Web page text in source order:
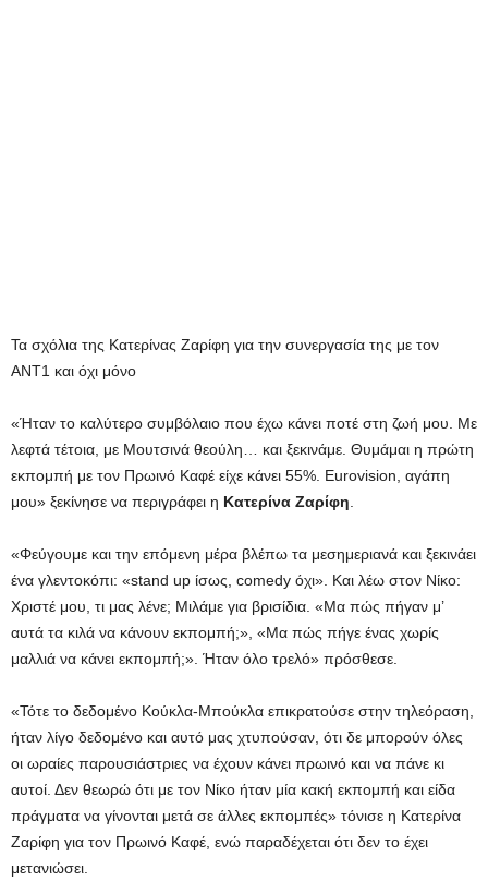
Τα σχόλια της Κατερίνας Ζαρίφη για την συνεργασία της με τον
ΑΝΤ1 και όχι μόνο
«Ήταν το καλύτερο συμβόλαιο που έχω κάνει ποτέ στη ζωή μου. Με
λεφτά τέτοια, με Μουτσινά θεούλη… και ξεκινάμε. Θυμάμαι η πρώτη
εκπομπή με τον Πρωινό Καφέ είχε κάνει 55%. Eurovision, αγάπη
μου» ξεκίνησε να περιγράφει η Κατερίνα Ζαρίφη
«Φεύγουμε και την επόμενη μέρα βλέπω τα μεσημεριανά και ξεκινάει
ένα γλεντοκόπι: «stand up ίσως, comedy όχι». Και λέω στον Νίκο:
Χριστέ μου, τι μας λένε; Μιλάμε για βρισίδια. «Μα πώς πήγαν μ’
αυτά τα κιλά να κάνουν εκπομπή;», «Μα πώς πήγε ένας χωρίς
μαλλιά να κάνει εκπομπή;». Ήταν όλο τρελό» πρόσθεσε.
«Τότε το δεδομένο Κούκλα-Μπούκλα επικρατούσε στην τηλεόραση,
ήταν λίγο δεδομένο και αυτό μας χτυπούσαν, ότι δε μπορούν όλες
οι ωραίες παρουσιάστριες να έχουν κάνει πρωινό και να πάνε κι
αυτοί. Δεν θεωρώ ότι με τον Νίκο ήταν μία κακή εκπομπή και είδα
πράγματα να γίνονται μετά σε άλλες εκπομπές» τόνισε η Κατερίνα
Ζαρίφη για τον Πρωινό Καφέ, ενώ παραδέχεται ότι δεν το έχει
μετανιώσει.